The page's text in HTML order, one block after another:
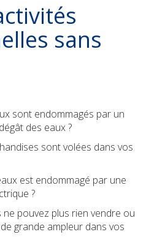
sans
sont endommagés par un
des eaux ?
sont volées dans vos
est endommagé par une
?
pouvez plus rien vendre ou
grande ampleur dans vos